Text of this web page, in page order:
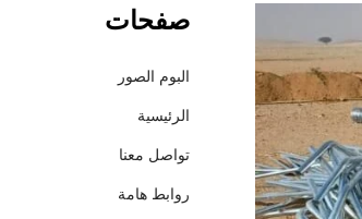
ر
ك
ة
إ
ع
م
ا
صفحات
البوم الصور
الرئيسية
تواصل معنا
روابط هامة